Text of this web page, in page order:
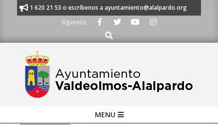
al 91 620 21 53 o escríbenos a ayuntamiento@alalpardo.org
Síguenos
Buscar
Navigation
MENU